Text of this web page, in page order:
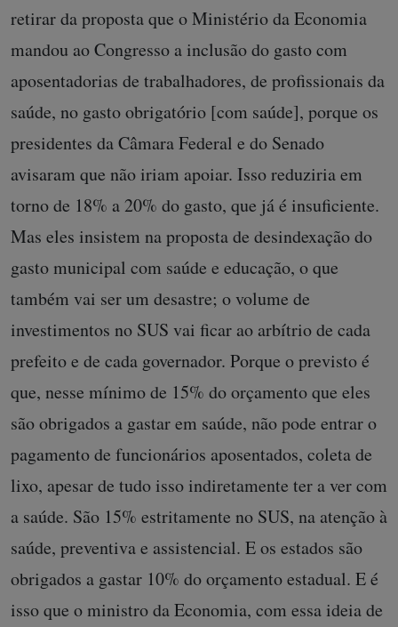
retirar da proposta que o Ministério da Economia
mandou ao Congresso a inclusão do gasto com
aposentadorias de trabalhadores, de profissionais da
saúde, no gasto obrigatório [com saúde], porque os
presidentes da Câmara Federal e do Senado
avisaram que não iriam apoiar. Isso reduziria em
torno de 18% a 20% do gasto, que já é insuficiente.
Mas eles insistem na proposta de desindexação do
gasto municipal com saúde e educação, o que
também vai ser um desastre; o volume de
investimentos no SUS vai ficar ao arbítrio de cada
prefeito e de cada governador. Porque o previsto é
que, nesse mínimo de 15% do orçamento que eles
são obrigados a gastar em saúde, não pode entrar o
pagamento de funcionários aposentados, coleta de
lixo, apesar de tudo isso indiretamente ter a ver com
a saúde. São 15% estritamente no SUS, na atenção à
saúde, preventiva e assistencial. E os estados são
obrigados a gastar 10% do orçamento estadual. E é
isso que o ministro da Economia, com essa ideia de